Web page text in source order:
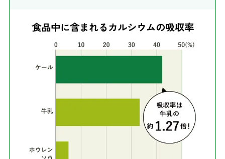
食品中に含まれるカルシウムの吸収率